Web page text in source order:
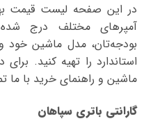
آمپرهای مختلف درج
بودجه‌تان، مدل ماشین
استاندارد را تهیه کنید.
ماشین و راهنمای خرید با ما
گارانتی باتری سپاهان